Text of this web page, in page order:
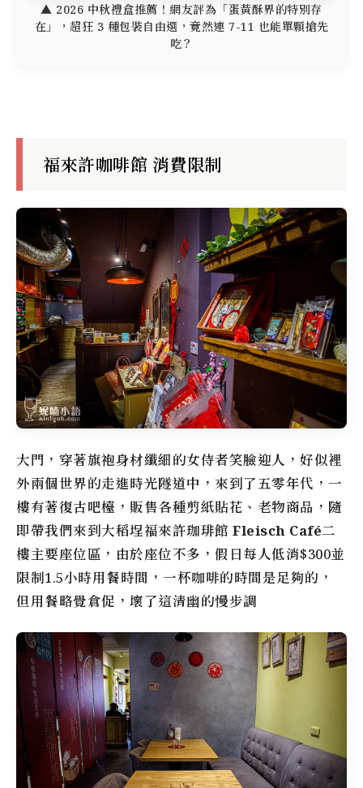
▲ 2026 中秋禮盒推薦！網友評為「蛋黃酥界的特別存
在」，超狂 3 種包裝自由選，竟然連 7-11 也能單顆搶先
吃？
福來許咖啡館 消費限制
大門，穿著旗袍身材纖細的女侍者笑臉迎人，好似裡
外兩個世界的走進時光隧道中，來到了五零年代，一
樓有著復古吧檯，販售各種剪紙貼花、老物商品，隨
即帶我們來到大稻埕福來許珈琲館 Fleisch Café二
樓主要座位區，由於座位不多，假日每人低消$300並
限制1.5小時用餐時間，一杯咖啡的時間是足夠的，
但用餐略覺倉促，壞了這清幽的慢步調